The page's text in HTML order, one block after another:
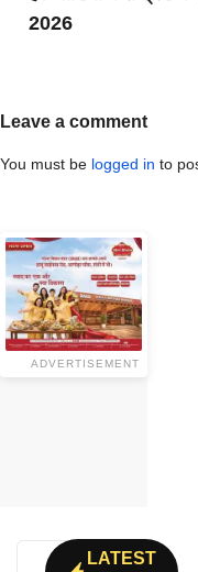
2026
Leave a comment
You must be logged in to
ADVERTISEMENT
LATEST